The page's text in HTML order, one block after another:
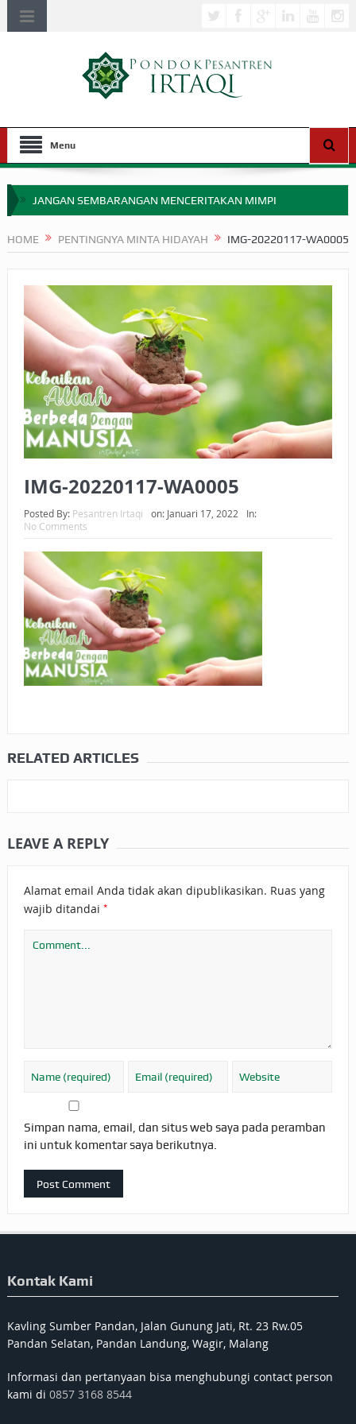
Menu
JANGAN SEMBARANGAN MENCERITAKAN MIMPI
APA HUKUM MEMPERCEPAT PEMBAYARAN ZAKAT
SEBELUM TIBA SAAT WAJIB?
HAKIKAT NIKMAT DI DUNIA!
BAGAIMANA CARA MEMBAYAR ZAKAT UANG?
UANG HARAM BISA MENJADI HALAL JIKA SEBAB
KEPEMILIKANNYA BERUBAH
HUKUM MEMBAYAR ZAKAT DENGAN CARA MENGANGSUR
HUKUM MEMBAYAR ZAKAT KEPADA KERABAT SENDIRI
HOME PENTINGNYA MINTA HIDAYAH IMG-20220117-WA0005
IMG-20220117-WA0005
Posted By: Pesantren Irtaqi on: Januari 17, 2022
In:
No Comments
RELATED ARTICLES
LEAVE A REPLY
Alamat email Anda tidak akan dipublikasikan. Ruas yang
wajib ditandai *
Simpan nama, email, dan situs web saya pada peramban
ini untuk komentar saya berikutnya.
Kontak Kami
Kavling Sumber Pandan, Jalan Gunung Jati, Rt. 23 Rw.05
Pandan Selatan, Pandan Landung, Wagir, Malang
Informasi dan pertanyaan bisa menghubungi contact person
kami di 0857 3168 8544